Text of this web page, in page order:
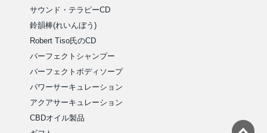
サウンド・テラピーCD
鈴韻棒(れいんぼう)
Robert Tiso氏のCD
パーフェクトシャンプー
パーフェクトボディソープ
パワーサーキュレーション
アクアサーキュレーション
CBDオイル製品